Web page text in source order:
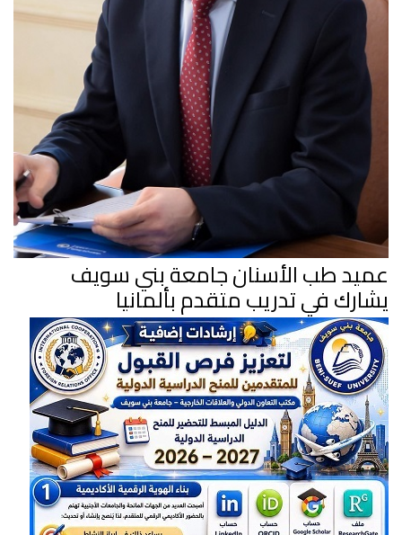
عميد طب الأسنان جامعة بني سويف
يشارك في تدريب متقدم بألمانيا